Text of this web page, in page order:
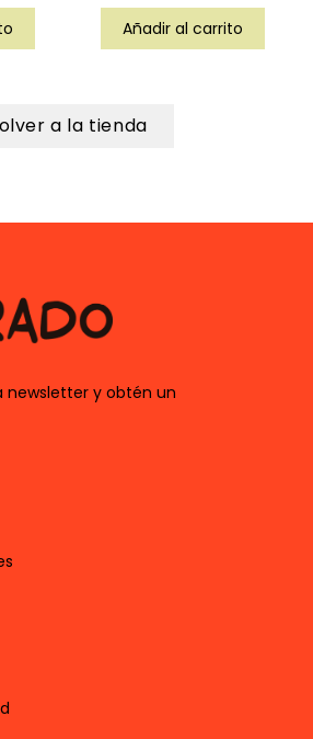
Añadir al carrito
a la tienda
newsletter y obtén un